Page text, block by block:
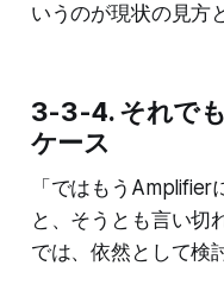
いうのが現状の見方
3-3-4. それで
ケース
「ではもうAmplifier
と、そうとも言い切
では、依然として検